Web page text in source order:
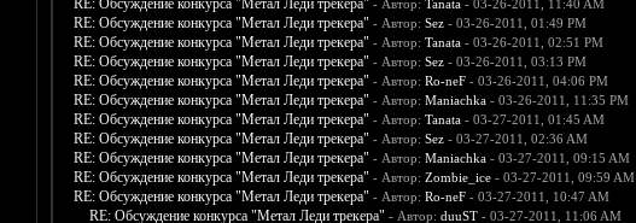
RE: Обсуждение конкурса "Метал Леди трекера" - Автор: Tanata- 03-26-2011, 11:40 AM
RE: Обсуждение конкурса "Метал Леди трекера" - Автор: Sez- 03-26-2011, 01:49 PM
RE: Обсуждение конкурса "Метал Леди трекера" - Автор: Tanata- 03-26-2011, 02:51 PM
RE: Обсуждение конкурса "Метал Леди трекера" - Автор: Sez- 03-26-2011, 03:13 PM
RE: Обсуждение конкурса "Метал Леди трекера" - Автор: Ro-neF- 03-26-2011, 04:06 PM
RE: Обсуждение конкурса "Метал Леди трекера" - Автор: Maniachka- 03-26-2011, 11:35 PM
RE: Обсуждение конкурса "Метал Леди трекера" - Автор: Tanata- 03-27-2011, 01:45 AM
RE: Обсуждение конкурса "Метал Леди трекера" - Автор: Sez- 03-27-2011, 02:36 AM
RE: Обсуждение конкурса "Метал Леди трекера" - Автор: Maniachka- 03-27-2011, 09:15 AM
RE: Обсуждение конкурса "Метал Леди трекера" - Автор: Zombie_ice- 03-27-2011, 09:59 AM
RE: Обсуждение конкурса "Метал Леди трекера" - Автор: Ro-neF- 03-27-2011, 10:47 AM
RE: Обсуждение конкурса "Метал Леди трекера" - Автор: duuST- 03-27-2011, 11:06 AM